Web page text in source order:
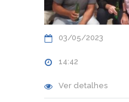
03/05/2023
14:42
Ver detalhes